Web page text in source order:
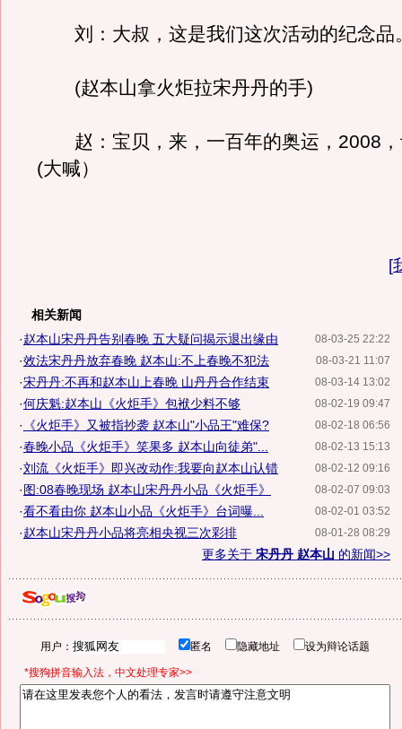
刘：大叔，这是我们这次活动的纪念品
(赵本山拿火炬拉宋丹丹的手)
赵：宝贝，来，一百年的奥运，2008，
(大喊）
[
相关新闻
08-03-25 22:22
·赵本山宋丹丹告别春晚 五大疑问揭示退出缘由
08-03-21 11:07
·效法宋丹丹放弃春晚 赵本山:不上春晚不犯法
08-03-14 13:02
·宋丹丹:不再和赵本山上春晚 山丹丹合作结束
08-02-19 09:47
·何庆魁:赵本山《火炬手》包袱少料不够
08-02-18 06:56
· 《火炬手》又被指抄袭 赵本山"小品王"难保?
08-02-13 15:13
·春晚小品《火炬手》笑果多 赵本山向徒弟"...
08-02-12 09:16
·刘流《火炬手》即兴改动作:我要向赵本山认错
08-02-07 09:03
·图:08春晚现场 赵本山宋丹丹小品《火炬手》
08-02-01 03:52
·看不看由你 赵本山小品《火炬手》台词曝...
08-01-28 08:29
·赵本山宋丹丹小品将亮相央视三次彩排
更多关于 宋丹丹 赵本山 的新闻>>
用户： 匿名 隐藏地址 设为辩论话题
*搜狗拼音输入法，中文处理专家>>